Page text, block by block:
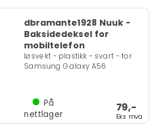
dbramante1928 Nuuk -
Baksidedeksel for
mobiltelefon
løsvekt - plastikk - svart - for
Samsung Galaxy A56
79,-
Eks mva
På
nettlager